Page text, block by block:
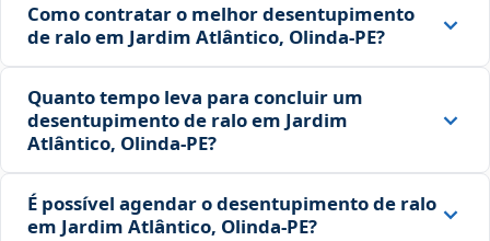
Como contratar o melhor desentupimento
de ralo em Jardim Atlântico, Olinda‑PE?
Quanto tempo leva para concluir um
desentupimento de ralo em Jardim
Atlântico, Olinda‑PE?
É possível agendar o desentupimento de ralo
em Jardim Atlântico, Olinda‑PE?